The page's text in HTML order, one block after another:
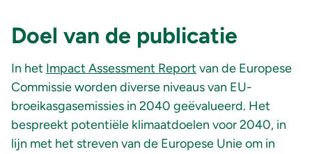
Doel van de publicatie
In het Impact Assessment Report van de Europese
Commissie worden diverse niveaus van EU-
broeikasgasemissies in 2040 geëvalueerd. Het
bespreekt potentiële klimaatdoelen voor 2040, in
lijn met het streven van de Europese Unie om in